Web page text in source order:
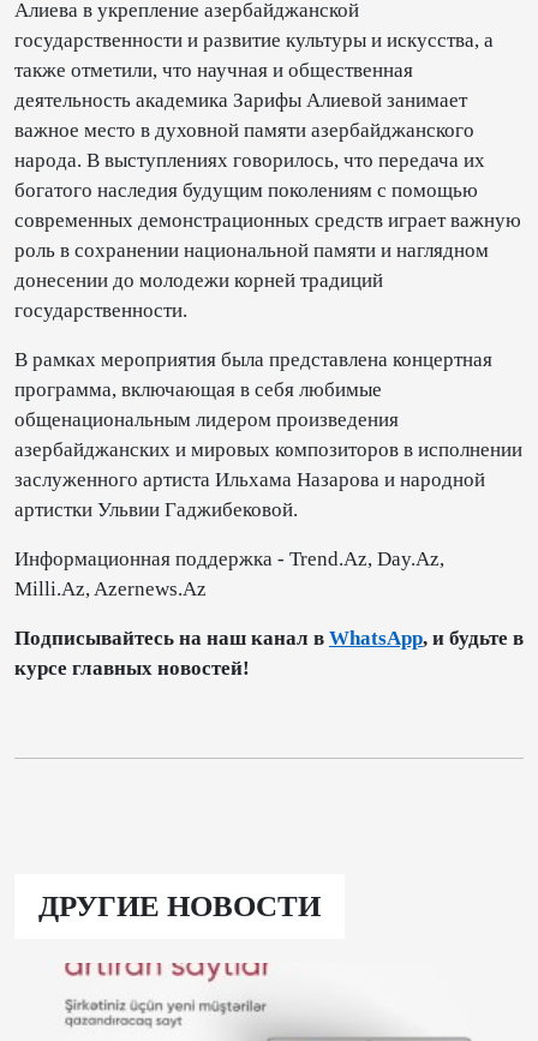
Алиева в укрепление азербайджанской
государственности и развитие культуры и искусства, а
также отметили, что научная и общественная
деятельность академика Зарифы Алиевой занимает
важное место в духовной памяти азербайджанского
народа. В выступлениях говорилось, что передача их
богатого наследия будущим поколениям с помощью
современных демонстрационных средств играет важную
роль в сохранении национальной памяти и наглядном
донесении до молодежи корней традиций
государственности.
В рамках мероприятия была представлена ​​концертная
программа, включающая в себя любимые
общенациональным лидером произведения
азербайджанских и мировых композиторов в исполнении
заслуженного артиста Ильхама Назарова и народной
артистки Ульвии Гаджибековой.
Информационная поддержка - Trend.Az, Day.Az,
Milli.Az, Azernews.Az
Подписывайтесь на наш канал в WhatsApp, и будьте в
курсе главных новостей!
ДРУГИЕ НОВОСТИ